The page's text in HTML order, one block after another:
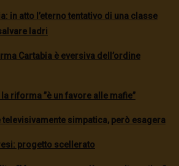
in atto l’eterno tentativo di una classe
ladri
Cartabia è eversiva dell’ordine
riforma ”è un favore alle mafie”
televisivamente simpatica, però esagera
progetto scellerato